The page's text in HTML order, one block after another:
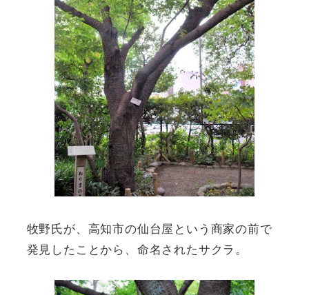
牧野氏が、高知市の仙台屋という商家の前で
発見したことから、命名されたサクラ。